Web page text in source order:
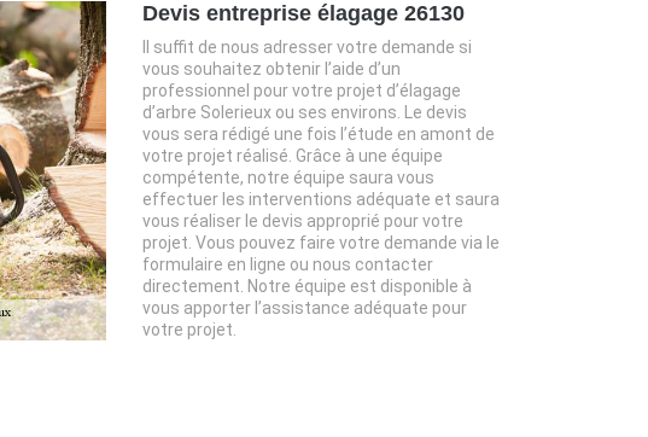
Devis entreprise élagage 26130
Il suffit de nous adresser votre demande si
vous souhaitez obtenir l’aide d’un
professionnel pour votre projet d’élagage
d’arbre Solerieux ou ses environs. Le devis
vous sera rédigé une fois l’étude en amont de
votre projet réalisé. Grâce à une équipe
compétente, notre équipe saura vous
effectuer les interventions adéquate et saura
vous réaliser le devis approprié pour votre
projet. Vous pouvez faire votre demande via le
formulaire en ligne ou nous contacter
directement. Notre équipe est disponible à
vous apporter l’assistance adéquate pour
votre projet.